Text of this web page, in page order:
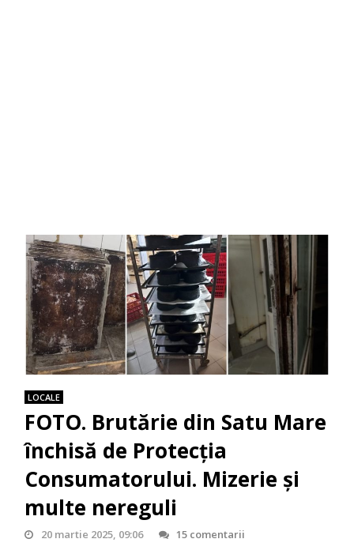
LOCALE
FOTO. Brutărie din Satu Mare
închisă de Protecţia
Consumatorului. Mizerie şi
multe nereguli
20 martie 2025, 09:06 15 comentarii